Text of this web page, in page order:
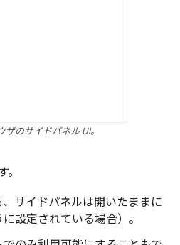
ザのサイドパネル UI。
サイドパネルは開いたままに
設定されている場合）。